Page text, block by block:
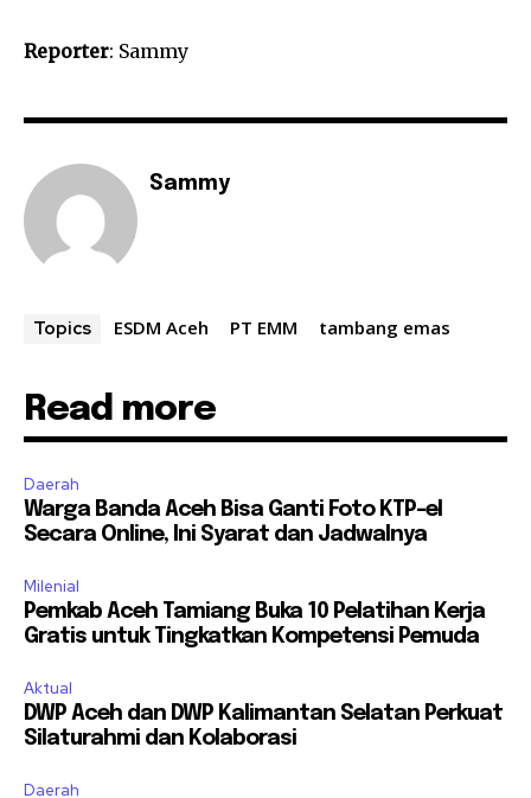
Reporter: Sammy
Sammy
Topics ESDM Aceh PT EMM tambang emas
Read more
Daerah
Warga Banda Aceh Bisa Ganti Foto KTP-el
Secara Online, Ini Syarat dan Jadwalnya
Milenial
Pemkab Aceh Tamiang Buka 10 Pelatihan Kerja
Gratis untuk Tingkatkan Kompetensi Pemuda
Aktual
DWP Aceh dan DWP Kalimantan Selatan Perkuat
Silaturahmi dan Kolaborasi
Daerah